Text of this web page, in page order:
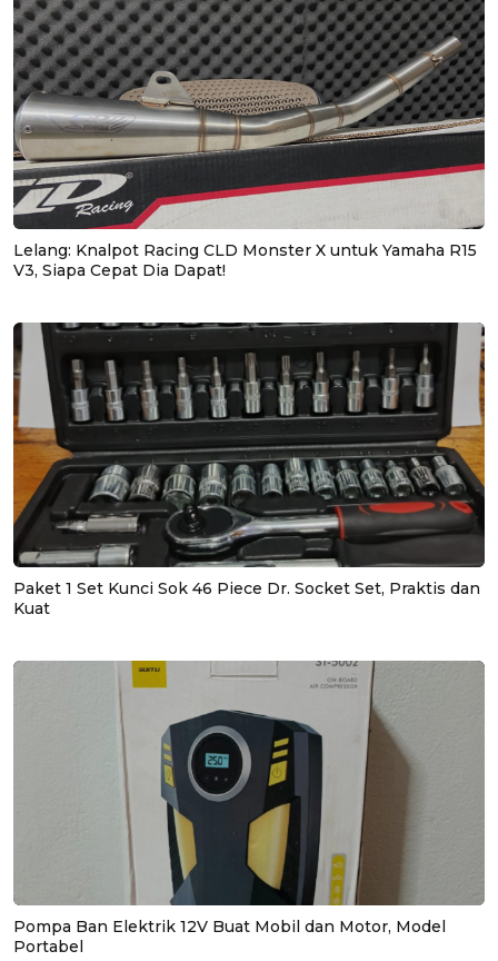
Lelang: Knalpot Racing CLD Monster X untuk Yamaha R15
V3, Siapa Cepat Dia Dapat!
Paket 1 Set Kunci Sok 46 Piece Dr. Socket Set, Praktis dan
Kuat
Pompa Ban Elektrik 12V Buat Mobil dan Motor, Model
Portabel